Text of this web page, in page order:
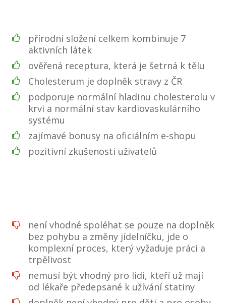
přírodní složení celkem kombinuje 7
aktivních látek
ověřená receptura, která je šetrná k tělu
Cholesterum je doplněk stravy z ČR
podporuje normální hladinu cholesterolu v
krvi a normální stav kardiovaskulárního
systému
zajímavé bonusy na oficiálním e-shopu
pozitivní zkušenosti uživatelů
není vhodné spoléhat se pouze na doplněk
bez pohybu a změny jídelníčku, jde o
komplexní proces, který vyžaduje práci a
trpělivost
nemusí být vhodný pro lidi, kteří už mají
od lékaře předepsané k užívání statiny